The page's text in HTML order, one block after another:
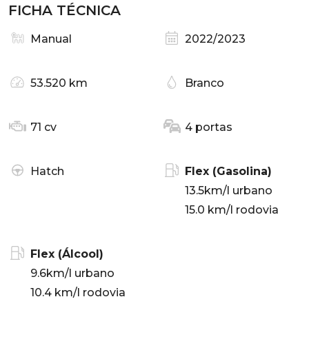
FICHA TÉCNICA
Manual 2022/2023
53.520 km Branco
71 cv 4 portas
Hatch
Flex (Gasolina)
13.5km/l urbano
15.0 km/l rodovia
Flex (Álcool)
9.6km/l urbano
10.4 km/l rodovia